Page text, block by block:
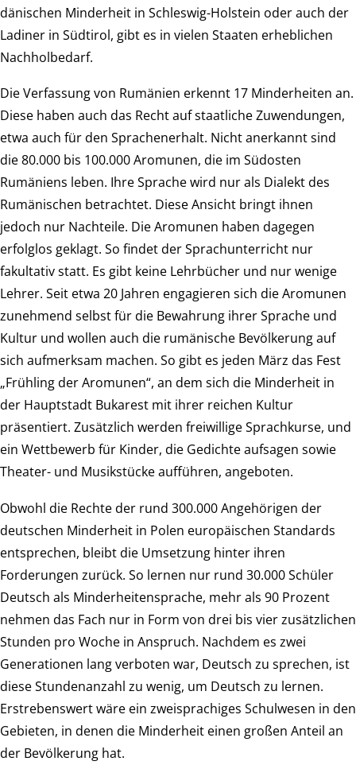
dänischen Minderheit in Schleswig-Holstein oder auch der
Ladiner in Südtirol, gibt es in vielen Staaten erheblichen
Nachholbedarf.
Die Verfassung von Rumänien erkennt 17 Minderheiten an.
Diese haben auch das Recht auf staatliche Zuwendungen,
etwa auch für den Sprachenerhalt. Nicht anerkannt sind
die 80.000 bis 100.000 Aromunen, die im Südosten
Rumäniens leben. Ihre Sprache wird nur als Dialekt des
Rumänischen betrachtet. Diese Ansicht bringt ihnen
jedoch nur Nachteile. Die Aromunen haben dagegen
erfolglos geklagt. So findet der Sprachunterricht nur
fakultativ statt. Es gibt keine Lehrbücher und nur wenige
Lehrer. Seit etwa 20 Jahren engagieren sich die Aromunen
zunehmend selbst für die Bewahrung ihrer Sprache und
Kultur und wollen auch die rumänische Bevölkerung auf
sich aufmerksam machen. So gibt es jeden März das Fest
„Frühling der Aromunen“, an dem sich die Minderheit in
der Hauptstadt Bukarest mit ihrer reichen Kultur
präsentiert. Zusätzlich werden freiwillige Sprachkurse, und
ein Wettbewerb für Kinder, die Gedichte aufsagen sowie
Theater- und Musikstücke aufführen, angeboten.
Obwohl die Rechte der rund 300.000 Angehörigen der
deutschen Minderheit in Polen europäischen Standards
entsprechen, bleibt die Umsetzung hinter ihren
Forderungen zurück. So lernen nur rund 30.000 Schüler
Deutsch als Minderheitensprache, mehr als 90 Prozent
nehmen das Fach nur in Form von drei bis vier zusätzlichen
Stunden pro Woche in Anspruch. Nachdem es zwei
Generationen lang verboten war, Deutsch zu sprechen, ist
diese Stundenanzahl zu wenig, um Deutsch zu lernen.
Erstrebenswert wäre ein zweisprachiges Schulwesen in den
Gebieten, in denen die Minderheit einen großen Anteil an
der Bevölkerung hat.